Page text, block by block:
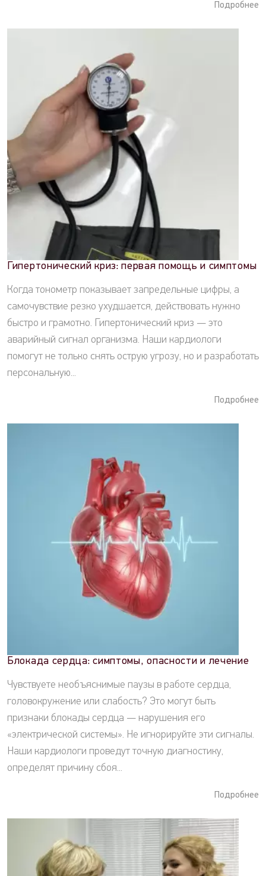
Подробнее
Гипертонический криз: первая помощь и симптомы
Когда тонометр показывает запредельные цифры, а
самочувствие резко ухудшается, действовать нужно
быстро и грамотно. Гипертонический криз — это
аварийный сигнал организма. Наши кардиологи
помогут не только снять острую угрозу, но и разработать
персональную...
Подробнее
Блокада сердца: симптомы, опасности и лечение
Чувствуете необъяснимые паузы в работе сердца,
головокружение или слабость? Это могут быть
признаки блокады сердца — нарушения его
«электрической системы». Не игнорируйте эти сигналы.
Наши кардиологи проведут точную диагностику,
определят причину сбоя...
Подробнее